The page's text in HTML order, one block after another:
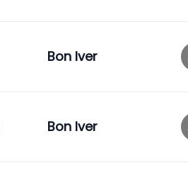
Bon Iver
Bon Iver